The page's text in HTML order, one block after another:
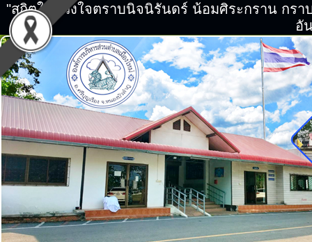
"สถิตในดวงใจตราบนิจนิรันดร์ น้อมศิระกราน ก
อั